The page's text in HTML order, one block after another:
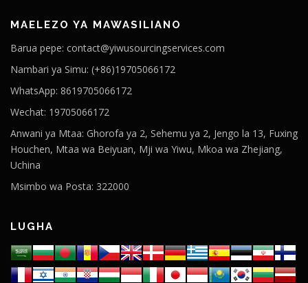
MAELEZO YA MAWASILIANO
Barua pepe: contact@yiwusourcingservices.com
Nambari ya Simu: (+86)19705066172
WhatsApp: 8619705066172
Wechat: 19705066172
Anwani ya Mtaa: Ghorofa ya 2, Sehemu ya 2, Jengo la 13, Fuxing
Houchen, Mtaa wa Beiyuan, Mji wa Yiwu, Mkoa wa Zhejiang,
Uchina
Msimbo wa Posta: 322000
LUGHA